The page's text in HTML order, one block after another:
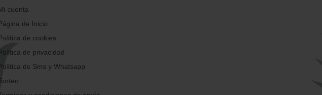
cuenta
de Inicio
de cookies
de privacidad
de Sms y Whatsapp